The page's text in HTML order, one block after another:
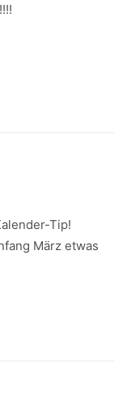
Tip!
März etwas